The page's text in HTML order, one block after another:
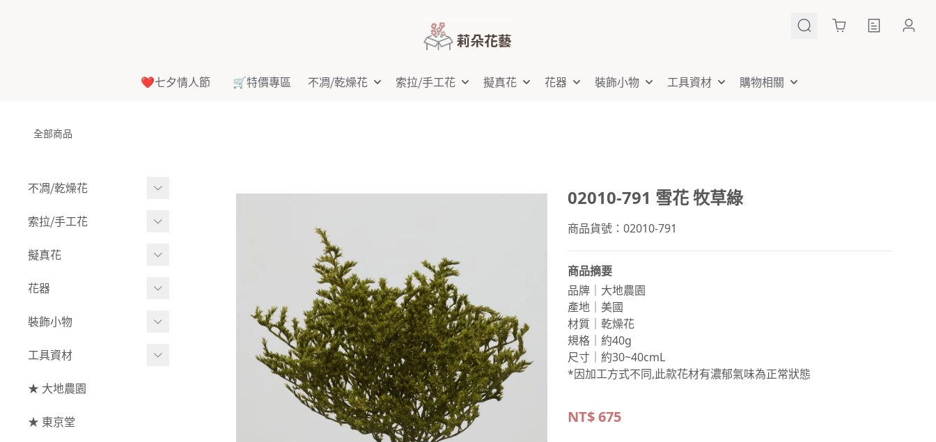
Cart
❤️七夕情人節 🛒特價專區 不凋⧸乾燥花 索拉⧸手工花 擬真花 花器 裝飾小物 工具資材 購物相關
全部商品
不凋⧸乾燥花
多色組合
- 其他
玫瑰
大玫瑰
索拉⧸手工花
索拉花(有花莖)
- 莉朵獨家水染
- 大地農園
索拉花(僅花頭)
原色
擬真花
盆栽⧸成品
綜合花束
葉材⧸藤蔓
枝條
花器
小型花器
中大型花器
捧花架⧸吊架
裝飾小物
裝飾⧸擺飾
花插
工具資材
工具⧸型錄
資材
★ 大地農園
★ 東京堂
02010-791 雪花 牧草綠
商品貨號：02010-791
商品摘要
品牌｜大地農園
產地｜美國
材質｜乾燥花
規格｜約40g
尺寸｜約30~40cmL
*因加工方式不同,此款花材有濃郁氣味為正常狀態
NT$675